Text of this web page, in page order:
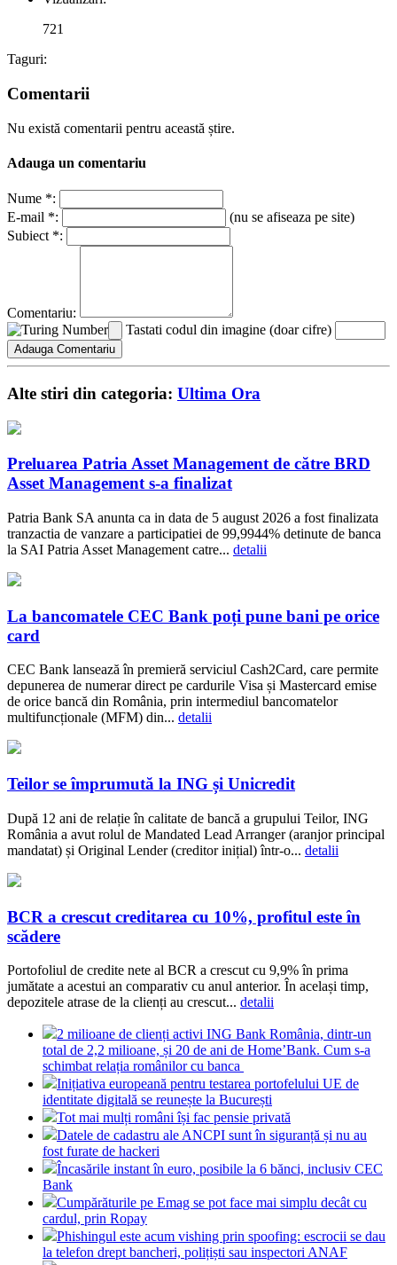
721
Taguri:
Comentarii
Nu există comentarii pentru această știre.
Adauga un comentariu
Nume *:
E-mail *:
(nu se afiseaza pe site)
Subiect *:
Comentariu:
Tastati codul din imagine (doar cifre)
Alte stiri din categoria: Ultima Ora
Preluarea Patria Asset Management de către BRD
Asset Management s-a finalizat
Patria Bank SA anunta ca in data de 5 august 2026 a fost finalizata
tranzactia de vanzare a participatiei de 99,9944% detinute de banca
la SAI Patria Asset Management catre... detalii
La bancomatele CEC Bank poți pune bani pe orice
card
CEC Bank lansează în premieră serviciul Cash2Card, care permite
depunerea de numerar direct pe cardurile Visa și Mastercard emise
de orice bancă din România, prin intermediul bancomatelor
multifuncționale (MFM) din... detalii
Teilor se împrumută la ING și Unicredit
După 12 ani de relație în calitate de bancă a grupului Teilor, ING
România a avut rolul de Mandated Lead Arranger (aranjor principal
mandatat) și Original Lender (creditor inițial) într-o... detalii
BCR a crescut creditarea cu 10%, profitul este în
scădere
Portofoliul de credite nete al BCR a crescut cu 9,9% în prima
jumătate a acestui an comparativ cu anul anterior. În același timp,
depozitele atrase de la clienți au crescut... detalii
2 milioane de clienți activi ING Bank România, dintr-un
total de 2,2 milioane, și 20 de ani de Home’Bank. Cum s-a
schimbat relația românilor cu banca
Inițiativa europeană pentru testarea portofelului UE de
identitate digitală se reunește la București
Tot mai mulți români își fac pensie privată
Datele de cadastru ale ANCPI sunt în siguranță și nu au
fost furate de hackeri
Încasările instant în euro, posibile la 6 bănci, inclusiv CEC
Bank
Cumpărăturile pe Emag se pot face mai simplu decât cu
cardul, prin Ropay
Phishingul este acum vishing prin spoofing: escrocii se dau
la telefon drept bancheri, polițiști sau inspectori ANAF